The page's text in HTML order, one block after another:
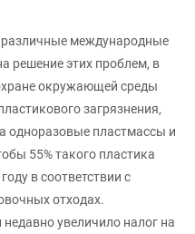
международные
решение этих проблем, в
окружающей среды
загрязнения,
одноразовые пластмассы и
55% такого пластика
в соответствии с
отходах.
увеличило налог на